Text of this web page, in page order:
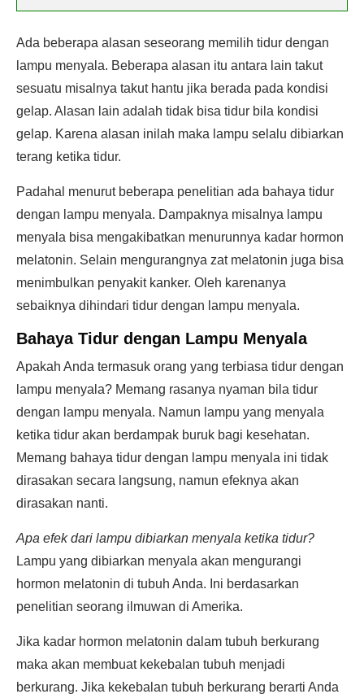
Ada beberapa alasan seseorang memilih tidur dengan
lampu menyala. Beberapa alasan itu antara lain takut
sesuatu misalnya takut hantu jika berada pada kondisi
gelap. Alasan lain adalah tidak bisa tidur bila kondisi
gelap. Karena alasan inilah maka lampu selalu dibiarkan
terang ketika tidur.
Padahal menurut beberapa penelitian ada bahaya tidur
dengan lampu menyala. Dampaknya misalnya lampu
menyala bisa mengakibatkan menurunnya kadar hormon
melatonin. Selain mengurangnya zat melatonin juga bisa
menimbulkan penyakit kanker. Oleh karenanya
sebaiknya dihindari tidur dengan lampu menyala.
Bahaya Tidur dengan Lampu Menyala
Apakah Anda termasuk orang yang terbiasa tidur dengan
lampu menyala? Memang rasanya nyaman bila tidur
dengan lampu menyala. Namun lampu yang menyala
ketika tidur akan berdampak buruk bagi kesehatan.
Memang bahaya tidur dengan lampu menyala ini tidak
dirasakan secara langsung, namun efeknya akan
dirasakan nanti.
Apa efek dari lampu dibiarkan menyala ketika tidur?
Lampu yang dibiarkan menyala akan mengurangi
hormon melatonin di tubuh Anda. Ini berdasarkan
penelitian seorang ilmuwan di Amerika.
Jika kadar hormon melatonin dalam tubuh berkurang
maka akan membuat kekebalan tubuh menjadi
berkurang. Jika kekebalan tubuh berkurang berarti Anda